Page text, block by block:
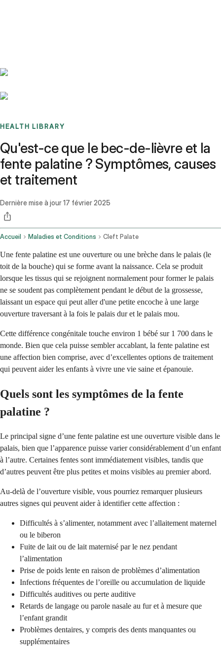
HEALTH LIBRARY
Qu'est-ce que le bec-de-lièvre et la
fente palatine ? Symptômes, causes
et traitement
Dernière mise à jour17 février 2025
Accueil Maladies et Conditions Cleft Palate
Une fente palatine est une ouverture ou une brèche dans le palais (le
toit de la bouche) qui se forme avant la naissance. Cela se produit
lorsque les tissus qui se rejoignent normalement pour former le palais
ne se soudent pas complètement pendant le début de la grossesse,
laissant un espace qui peut aller d'une petite encoche à une large
ouverture traversant à la fois le palais dur et le palais mou.
Cette différence congénitale touche environ 1 bébé sur 1 700 dans le
monde. Bien que cela puisse sembler accablant, la fente palatine est
une affection bien comprise, avec d’excellentes options de traitement
qui peuvent aider les enfants à vivre une vie saine et épanouie.
Quels sont les symptômes de la fente
palatine ?
Le principal signe d’une fente palatine est une ouverture visible dans le
palais, bien que l’apparence puisse varier considérablement d’un enfant
à l’autre. Certaines fentes sont immédiatement visibles, tandis que
d’autres peuvent être plus petites et moins visibles au premier abord.
Au-delà de l’ouverture visible, vous pourriez remarquer plusieurs
autres signes qui peuvent aider à identifier cette affection :
Difficultés à s’alimenter, notamment avec l’allaitement maternel
ou le biberon
Fuite de lait ou de lait maternisé par le nez pendant
l’alimentation
Prise de poids lente en raison de problèmes d’alimentation
Infections fréquentes de l’oreille ou accumulation de liquide
Difficultés auditives ou perte auditive
Retards de langage ou parole nasale au fur et à mesure que
l’enfant grandit
Problèmes dentaires, y compris des dents manquantes ou
supplémentaires